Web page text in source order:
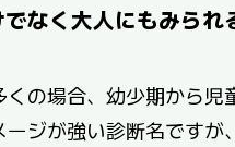
なく大人にもみられ
の場合、幼少期から児
ージが強い診断名ですが